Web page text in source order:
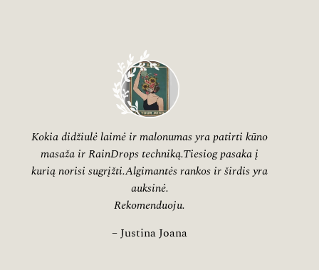
Kokia didžiulė laimė ir malonumas yra patirti kūno
masaža ir RainDrops techniką.Tiesiog pasaka į
kurią norisi sugrįžti.Algimantės rankos ir širdis yra
auksinė.
Rekomenduoju.
– Justina Joana